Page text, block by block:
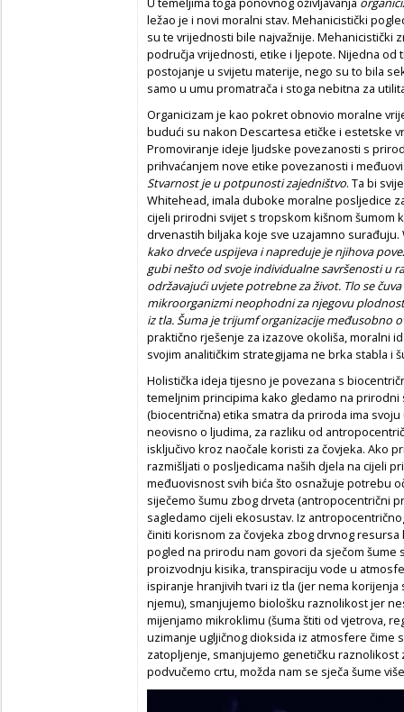
ležao je i novi moralni stav. Mehanicistički
su te vrijednosti bile najvažnije. Mehanicistički
područja vrijednosti, etike i ljepote. Nijedna od
postojanje u svijetu materije, nego su to bila
samo u umu promatrača i stoga nebitna za
Organicizam je kao pokret obnovio moralne
budući su nakon Descartesa etičke i estetske
Promoviranje ideje ljudske povezanosti s
prihvaćanjem nove etike povezanosti i
Stvarnost je u potpunosti zajedništvo. Ta bi
Whitehead, imala duboke moralne posljedice
cijeli prirodni svijet s tropskom kišnom šumom
drvenastih biljaka koje sve uzajamno
kako drveće uspijeva i napreduje je njihova
gubi nešto od svoje individualne savršenosti u
održavajući uvjete potrebne za život. Tlo se
mikroorganizmi neophodni za njegovu
iz tla. Šuma je trijumf organizacije međusobno
praktično rješenje za izazove okoliša, moralni
svojim analitičkim strategijama ne brka stabla i
Holistička ideja tijesno je povezana s
temeljnim principima kako gledamo na
(biocentrična) etika smatra da priroda ima
neovisno o ljudima, za razliku od
isključivo kroz naočale koristi za čovjeka. Ako
razmišljati o posljedicama naših djela na cijeli
međuovisnost svih bića što osnažuje potrebu
siječemo šumu zbog drveta (antropocentrični
sagledamo cijeli ekosustav. Iz
činiti korisnom za čovjeka zbog drvnog
pogled na prirodu nam govori da sječom
proizvodnju kisika, transpiraciju vode u
ispiranje hranjivih tvari iz tla (jer nema
njemu), smanjujemo biološku raznolikost jer
mijenjamo mikroklimu (šuma štiti od vjetrova,
uzimanje ugljičnog dioksida iz atmosfere čime
zatopljenje, smanjujemo genetičku
podvučemo crtu, možda nam se sječa šume